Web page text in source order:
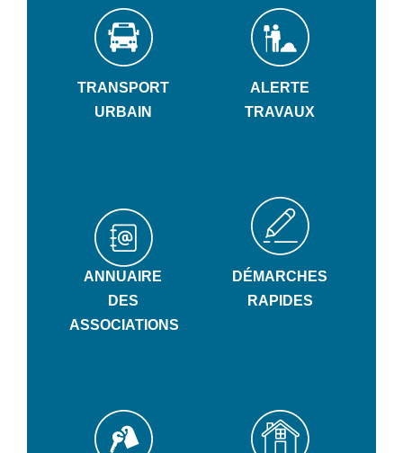
TRANSPORT
URBAIN
ALERTE
TRAVAUX
ANNUAIRE
DES
ASSOCIATIONS
DÉMARCHES
RAPIDES